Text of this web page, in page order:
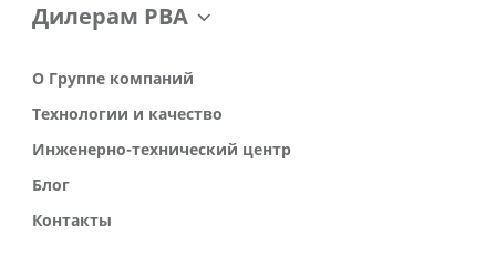
Дилерам РВА
О Группе компаний
Технологии и качество
Инженерно-технический центр
Блог
Контакты